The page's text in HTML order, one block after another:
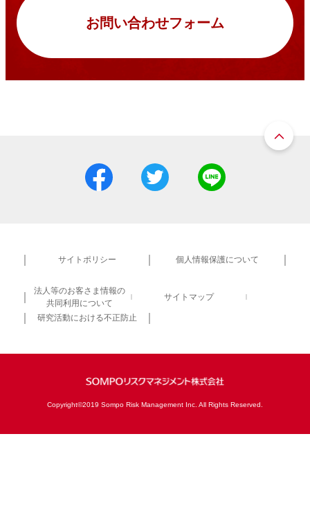
お問い合わせフォーム
サイトポリシー 個人情報保護について
法人等のお客さま情報の
共同利用について
サイトマップ
研究活動における不正防止
Copyright©2019 Sompo Risk Management Inc. All Rights Reserved.